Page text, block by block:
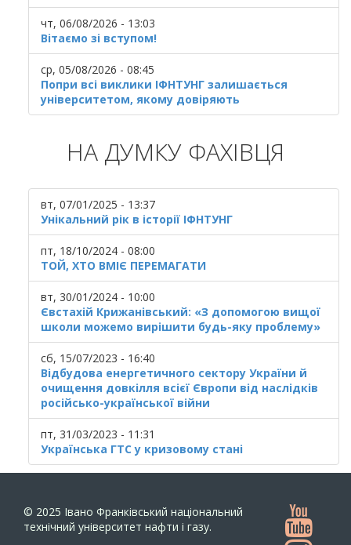
чт, 06/08/2026 - 13:03
Вітаємо зі вступом!
ср, 05/08/2026 - 08:45
Попри всі виклики ІФНТУНГ залишається
університетом, якому довіряють
НА ДУМКУ ФАХІВЦЯ
вт, 07/01/2025 - 13:37
Унікальний рік в історії ІФНТУНГ
пт, 18/10/2024 - 08:00
ТОЙ, ХТО ВМІЄ ПЕРЕМАГАТИ
вт, 30/01/2024 - 10:00
Євстахій Крижанівський: «З допомогою вищої
школи можемо вирішити будь-яку проблему»
сб, 15/07/2023 - 16:40
Відбудова енергетичного сектору України й
очищення довкілля всієї Європи від наслідків
російсько-української війни
пт, 31/03/2023 - 11:31
Українська ГТС у кризовому стані
© 2025 Івано Франківський національний
технічний університет нафти і газу.